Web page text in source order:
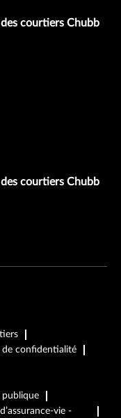
courtiers Chubb
courtiers Chubb
de confidentialité
publique
vie -